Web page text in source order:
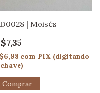
| Moisés
com PIX (digitando